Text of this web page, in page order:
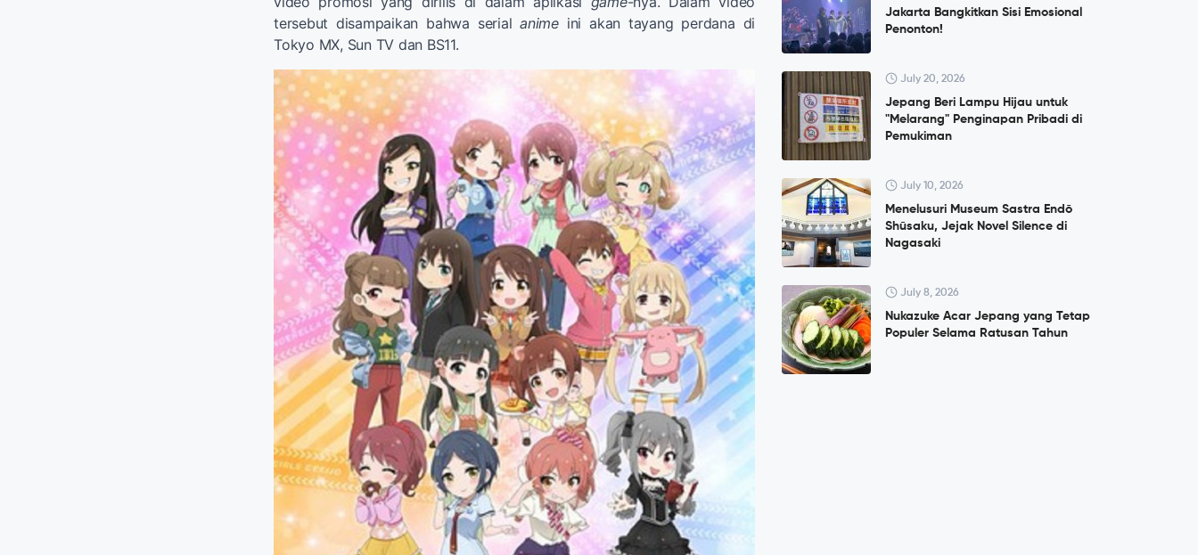
tersebut disampaikan bahwa serialanimeini akan tayang perdana di
Tokyo MX, Sun TV dan BS11.
Jakarta Bangkitkan Sisi Emosional
Penonton!
July 20, 2026
Jepang Beri Lampu Hijau untuk
"Melarang" Penginapan Pribadi di
Pemukiman
July 10, 2026
Menelusuri Museum Sastra Endō
Shūsaku, Jejak Novel Silence di
Nagasaki
July 8, 2026
Nukazuke Acar Jepang yang Tetap
Populer Selama Ratusan Tahun